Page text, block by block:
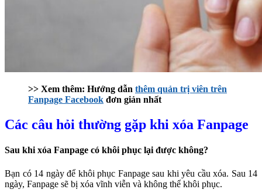
>> Xem thêm: Hướng dẫn thêm quản trị viên trên
Fanpage Facebook đơn giản nhất
Các câu hỏi thường gặp khi xóa Fanpage
Sau khi xóa Fanpage có khôi phục lại được không?
Bạn có 14 ngày để khôi phục Fanpage sau khi yêu cầu xóa. Sau 14
ngày, Fanpage sẽ bị xóa vĩnh viễn và không thể khôi phục.